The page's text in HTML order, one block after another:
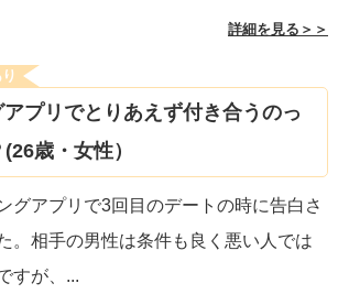
詳細を見る＞＞
プリでとりあえず付き合うのっ
歳・女性）
グアプリで3回目のデートの時に告白さ
。相手の男性は条件も良く悪い人では
すが、 ...